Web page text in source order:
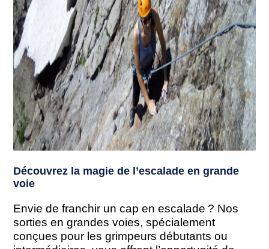
Découvrez la magie de l’escalade en grande
voie
Envie de franchir un cap en escalade ? Nos
sorties en grandes voies, spécialement
conçues pour les grimpeurs débutants ou